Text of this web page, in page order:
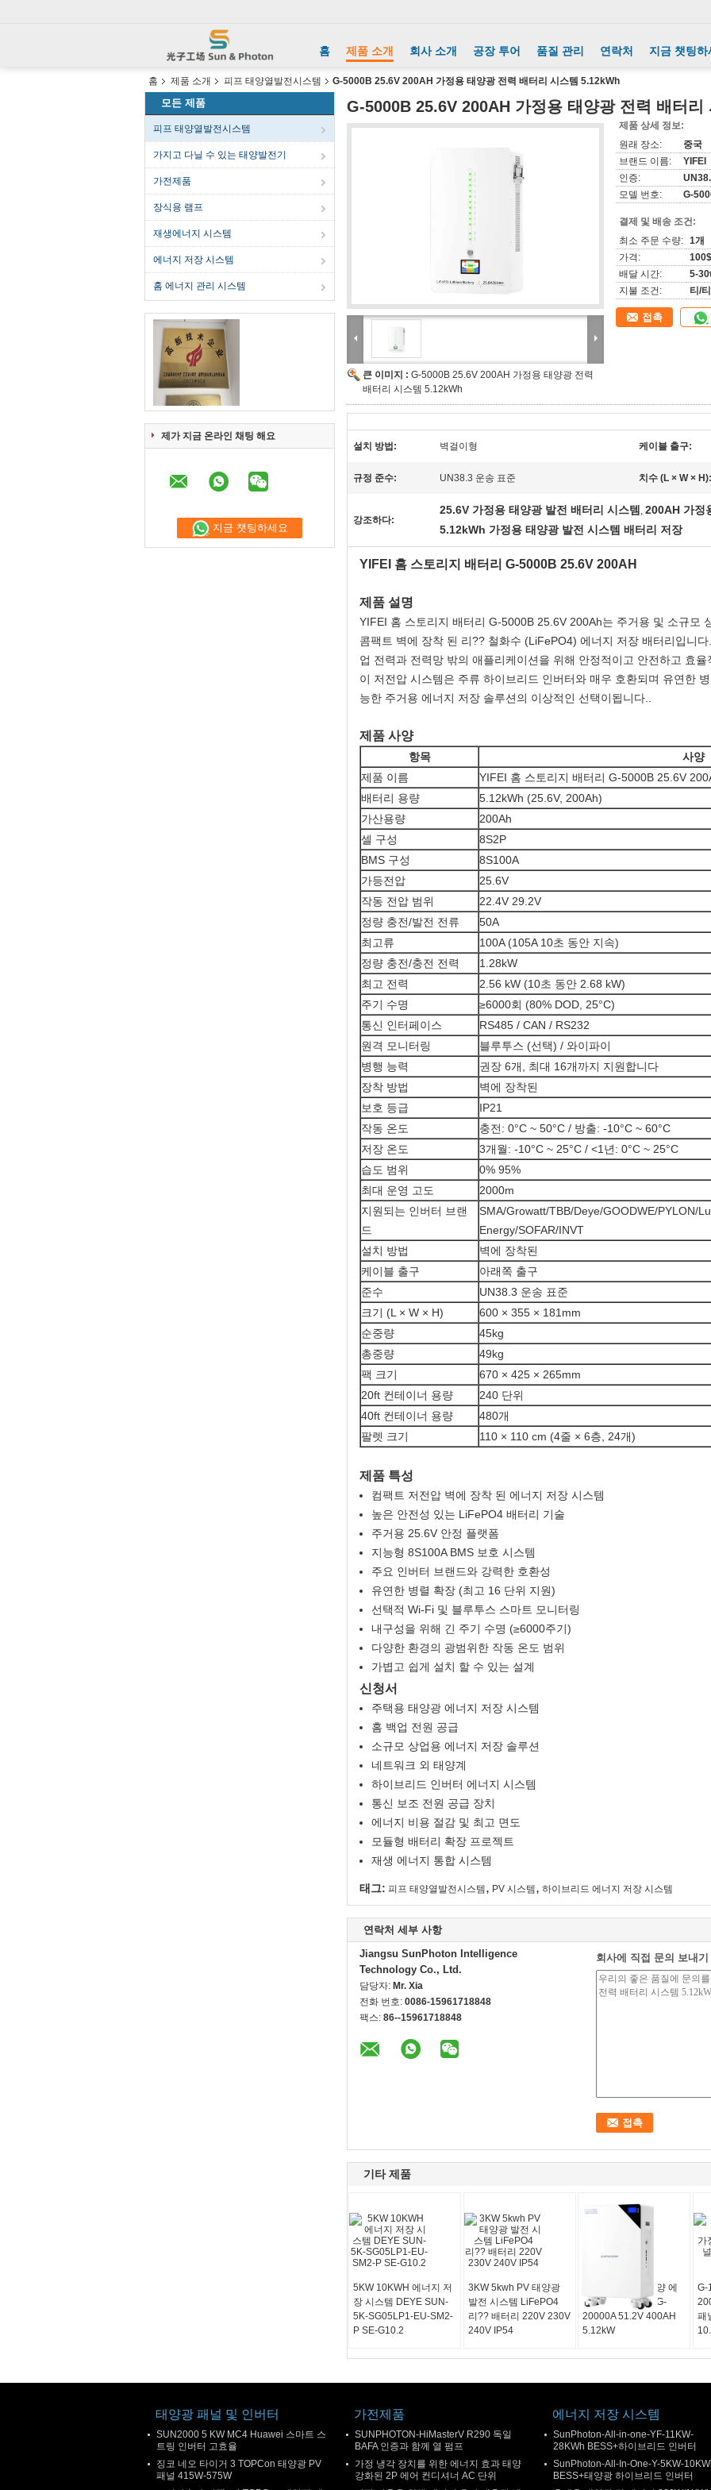
홈 제품 소개 회사 소개 공장 투어 품질 관리 연락처 지금 챗팅하
홈 제품 소개 피프 태양열발전시스템 G-5000B 25.6V 200AH 가정용 태양광 전력 배터리 시스템 5.12kWh
모든 제품
피프 태양열발전시스템
가지고 다닐 수 있는 태양발전기
가전제품
장식용 램프
재생에너지 시스템
에너지 저장 시스템
홈 에너지 관리 시스템
제가 지금 온라인 채팅 해요
지금 챗팅하세요
G-5000B 25.6V 200AH 가정용 태양광 전력 배터리
큰 이미지 : G-5000B 25.6V 200AH 가정용 태양광 전력
배터리 시스템 5.12kWh
제품 상세 정보:
원래 장소:
중국
브랜드 이름:
YIFEI
인증:
모델 번호:
G-
결제 및 배송 조건:
최소 주문 수량: 1개
가격:
배달 시간:
5-
지불 조건:
티/티
접촉
설치 방법: 벽걸이형 케이블 출구:
규정 준수: UN38.3 운송 표준 치수 (L × W × H):
강조하다:
25.6V 가정용 태양광 발전 배터리 시스템 , 200AH 가정
5.12kWh 가정용 태양광 발전 시스템 배터리 저장
YIFEI 홈 스토리지 배터리 G-5000B 25.6V 200AH
제품 설명
YIFEI 홈 스토리지 배터리 G-5000B 25.6V 200Ah는 주거용 및 소규모
콤팩트 벽에 장착 된 리?? 철화수 (LiFePO4) 에너지 저장 배터리입니
업 전력과 전력망 밖의 애플리케이션을 위해 안정적이고 안전하고 효
이 저전압 시스템은 주류 하이브리드 인버터와 매우 호환되며 유연한
능한 주거용 에너지 저장 솔루션의 이상적인 선택이됩니다..
제품 사양
항목
사양
제품 이름
YIFEI 홈 스토리지 배터리 G-5000B 25.6V
배터리 용량
5.12kWh (25.6V, 200Ah)
가산용량
200Ah
셀 구성
8S2P
BMS 구성
8S100A
가등전압
25.6V
작동 전압 범위
22.4V 29.2V
정량 충전/발전 전류
50A
최고류
100A (105A 10초 동안 지속)
정량 충전/충전 전력
1.28kW
최고 전력
2.56 kW (10초 동안 2.68 kW)
주기 수명
≥6000회 (80% DOD, 25°C)
통신 인터페이스
RS485 / CAN / RS232
원격 모니터링
블루투스 (선택) / 와이파이
병행 능력
권장 6개, 최대 16개까지 지원합니다
장착 방법
벽에 장착된
보호 등급
IP21
작동 온도
충전: 0°C ~ 50°C / 방출: -10°C ~ 60°C
저장 온도
3개월: -10°C ~ 25°C / <1년: 0°C ~ 25°C
습도 범위
0% 95%
최대 운영 고도
2000m
지원되는 인버터 브랜
드
SMA/Growatt/TBB/Deye/GOODWE/PYLON/
Energy/SOFAR/INVT
설치 방법
벽에 장착된
케이블 출구
아래쪽 출구
준수
UN38.3 운송 표준
크기 (L × W × H)
600 × 355 × 181mm
순중량
45kg
총중량
49kg
팩 크기
670 × 425 × 265mm
20ft 컨테이너 용량
240 단위
40ft 컨테이너 용량
480개
팔렛 크기
110 × 110 cm (4줄 × 6층, 24개)
제품 특성
컴팩트 저전압 벽에 장착 된 에너지 저장 시스템
높은 안전성 있는 LiFePO4 배터리 기술
주거용 25.6V 안정 플랫폼
지능형 8S100A BMS 보호 시스템
주요 인버터 브랜드와 강력한 호환성
유연한 병렬 확장 (최고 16 단위 지원)
선택적 Wi-Fi 및 블루투스 스마트 모니터링
내구성을 위해 긴 주기 수명 (≥6000주기)
다양한 환경의 광범위한 작동 온도 범위
가볍고 쉽게 설치 할 수 있는 설계
신청서
주택용 태양광 에너지 저장 시스템
홈 백업 전원 공급
소규모 상업용 에너지 저장 솔루션
네트워크 외 태양계
하이브리드 인버터 에너지 시스템
통신 보조 전원 공급 장치
에너지 비용 절감 및 최고 면도
모듈형 배터리 확장 프로젝트
재생 에너지 통합 시스템
태그: 피프 태양열발전시스템 , PV 시스템 , 하이브리드 에너지 저장 시스템
연락처 세부 사항
Jiangsu SunPhoton Intelligence
Technology Co., Ltd.
담당자: Mr. Xia
전화 번호: 0086-15961718848
팩스: 86--15961718848
회사에 직접 문의 보내기
기타 제품
5KW 10KWH 에너지 저
장 시스템 DEYE SUN-
5K-SG05LP1-EU-SM2-
P SE-G10.2
3KW 5kwh PV 태양광
발전 시스템 LiFePO4
리?? 배터리 220V 230V
240V IP54
잘 고정된 가정 태양 에
너지 배터리 저장 G-
20000A 51.2V 400AH
5.12kW
G-
패
태양광 패널 및 인버터
SUN2000 5 KW MC4 Huawei 스마트 스
트링 인버터 고효율
징코 네오 타이거 3 TOPCon 태양광 PV
패널 415W-575W
가전제품
SUNPHOTON-HiMasterV R290 독일
BAFA 인증과 함께 열 펌프
가정 냉각 장치를 위한 에너지 효과 태양
강화된 2P 에어 컨디셔너 AC 단위
에너지 저장 시스템
SunPhoton-All-in-one-YF-11KW-
28KWh BESS+하이브리드 인버터
SunPhoton-All-In-One-Y-5KW-
BESS+태양광 하이브리드 인버터